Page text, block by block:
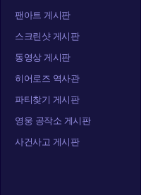
팬아트 게시판
스크린샷 게시판
동영상 게시판
히어로즈 역사관
파티찾기 게시판
영웅 공작소 게시판
사건사고 게시판